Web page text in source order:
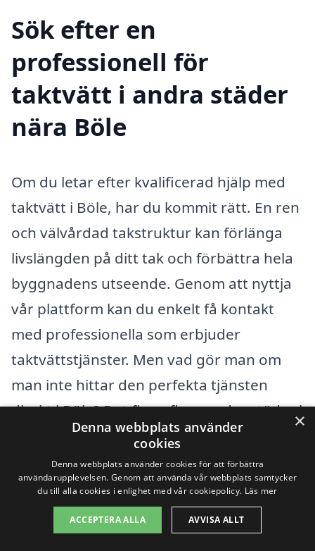
Sök efter en
professionell för
taktvätt i andra städer
nära Böle
Om du letar efter kvalificerad hjälp med
taktvätt i Böle, har du kommit rätt. En ren
och välvårdad takstruktur kan förlänga
livslängden på ditt tak och förbättra hela
byggnadens utseende. Genom att nyttja
vår plattform kan du enkelt få kontakt
med professionella som erbjuder
taktvättstjänster. Men vad gör man om
man inte hittar den perfekta tjänsten
direkt i Böle? Det finns flera andra städer i
närheten där du också kan hitta experter
inom taktvätt.
Några av de städerna som ligger nära
Böle inkluderar:
×
Denna webbplats använder
cookies
Denna webbplats använder cookies för att förbättra
användarupplevelsen. Genom att använda vår webbplats samtycker
du till alla cookies i enlighet med vår cookiepolicy. Läs mer
ACCEPTERA ALLA AVVISA ALLT